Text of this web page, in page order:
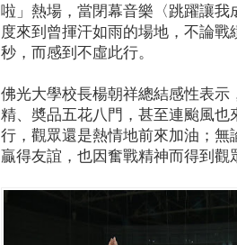
啦」熱場，當閉幕音樂〈跳躍讓
度來到曾揮汗如雨的場地，不論
秒，而感到不虛此行。
佛光大學校長楊朝祥總結感性表
精、奬品五花八門，甚至連颱風
行，觀眾還是熱情地前來加油；
贏得友誼，也因奮戰精神而得到觀